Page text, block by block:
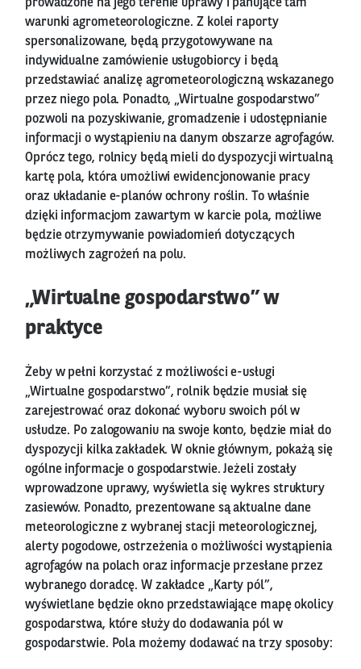
prowadzone na jego terenie uprawy i panujące tam
warunki agrometeorologiczne. Z kolei raporty
spersonalizowane, będą przygotowywane na
indywidualne zamówienie usługobiorcy i będą
przedstawiać analizę agrometeorologiczną wskazanego
przez niego pola. Ponadto, „Wirtualne gospodarstwo”
pozwoli na pozyskiwanie, gromadzenie i udostępnianie
informacji o wystąpieniu na danym obszarze agrofagów.
Oprócz tego, rolnicy będą mieli do dyspozycji wirtualną
kartę pola, która umożliwi ewidencjonowanie pracy
oraz układanie e-planów ochrony roślin. To właśnie
dzięki informacjom zawartym w karcie pola, możliwe
będzie otrzymywanie powiadomień dotyczących
możliwych zagrożeń na polu.
„Wirtualne gospodarstwo” w
praktyce
Żeby w pełni korzystać z możliwości e-usługi
„Wirtualne gospodarstwo”, rolnik będzie musiał się
zarejestrować oraz dokonać wyboru swoich pól w
usłudze. Po zalogowaniu na swoje konto, będzie miał do
dyspozycji kilka zakładek. W oknie głównym, pokażą się
ogólne informacje o gospodarstwie. Jeżeli zostały
wprowadzone uprawy, wyświetla się wykres struktury
zasiewów. Ponadto, prezentowane są aktualne dane
meteorologiczne z wybranej stacji meteorologicznej,
alerty pogodowe, ostrzeżenia o możliwości wystąpienia
agrofagów na polach oraz informacje przesłane przez
wybranego doradcę. W zakładce „Karty pól”,
wyświetlane będzie okno przedstawiające mapę okolicy
gospodarstwa, które służy do dodawania pól w
gospodarstwie. Pola możemy dodawać na trzy sposoby: